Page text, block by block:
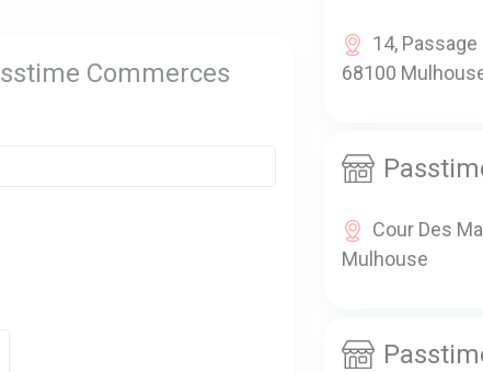
Commerces
14, Passage
68100
Cour Des
Mulhouse